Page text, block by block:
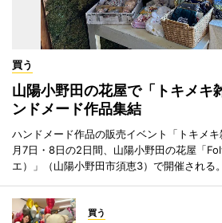
買う
山陽小野田の花屋で「トキメ
ンドメード作品集結
ハンドメード作品の販売イベント「トキメ
月7日・8日の2日間、山陽小野田の花屋「
エ）」（山陽小野田市須恵3）で開催される。
買う